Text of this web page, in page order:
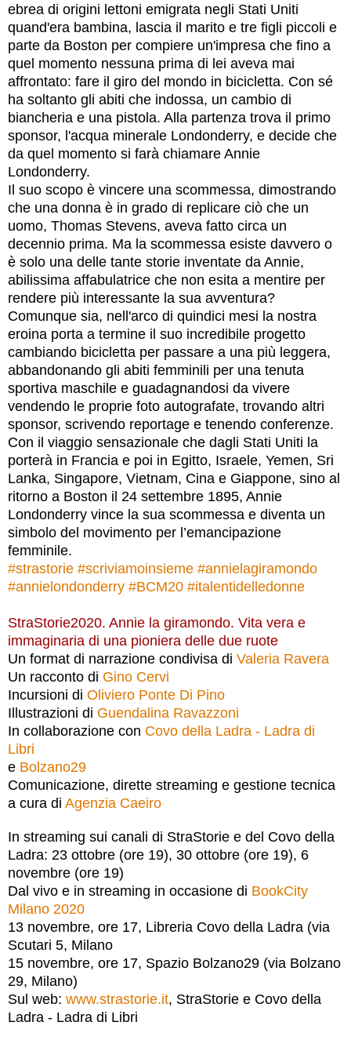
ebrea di origini lettoni emigrata negli Stati Uniti
quand'era bambina, lascia il marito e tre figli piccoli e
parte da Boston per compiere un'impresa che fino a
quel momento nessuna prima di lei aveva mai
affrontato: fare il giro del mondo in bicicletta. Con sé
ha soltanto gli abiti che indossa, un cambio di
biancheria e una pistola. Alla partenza trova il primo
sponsor, l'acqua minerale Londonderry, e decide che
da quel momento si farà chiamare Annie
Londonderry.
Il suo scopo è vincere una scommessa, dimostrando
che una donna è in grado di replicare ciò che un
uomo, Thomas Stevens, aveva fatto circa un
decennio prima. Ma la scommessa esiste davvero o
è solo una delle tante storie inventate da Annie,
abilissima affabulatrice che non esita a mentire per
rendere più interessante la sua avventura?
Comunque sia, nell'arco di quindici mesi la nostra
eroina porta a termine il suo incredibile progetto
cambiando bicicletta per passare a una più leggera,
abbandonando gli abiti femminili per una tenuta
sportiva maschile e guadagnandosi da vivere
vendendo le proprie foto autografate, trovando altri
sponsor, scrivendo reportage e tenendo conferenze.
Con il viaggio sensazionale che dagli Stati Uniti la
porterà in Francia e poi in Egitto, Israele, Yemen, Sri
Lanka, Singapore, Vietnam, Cina e Giappone, sino al
ritorno a Boston il 24 settembre 1895, Annie
Londonderry vince la sua scommessa e diventa un
simbolo del movimento per l’emancipazione
femminile.
#strastorie #scriviamoinsieme #annielagiramondo
#annielondonderry #BCM20 #italentidelledonne
StraStorie2020. Annie la giramondo. Vita vera e
immaginaria di una pioniera delle due ruote
Un format di narrazione condivisa di Valeria Ravera
Un racconto di Gino Cervi
Incursioni di Oliviero Ponte Di Pino
Illustrazioni di Guendalina Ravazzoni
In collaborazione con Covo della Ladra - Ladra di
Libri
e Bolzano29
Comunicazione, dirette streaming e gestione tecnica
a cura di Agenzia Caeiro
In streaming sui canali di StraStorie e del Covo della
Ladra: 23 ottobre (ore 19), 30 ottobre (ore 19), 6
novembre (ore 19)
Dal vivo e in streaming in occasione di BookCity
Milano 2020
13 novembre, ore 17, Libreria Covo della Ladra (via
Scutari 5, Milano
15 novembre, ore 17, Spazio Bolzano29 (via Bolzano
29, Milano)
Sul web: www.strastorie.it, StraStorie e Covo della
Ladra - Ladra di Libri